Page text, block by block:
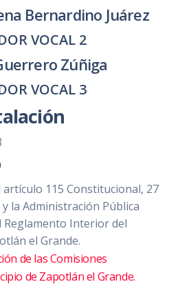
Bernardino Juárez
VOCAL 2
Zúñiga
VOCAL 3
115 Constitucional, 27
la Administración Pública
Reglamento Interior del
el Grande.
de las Comisiones
de Zapotlán el Grande.